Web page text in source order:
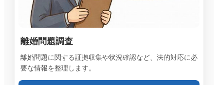
離婚問題調査
離婚問題に関する証拠収集や状況確認など、法的対応に必
要な情報を整理します。